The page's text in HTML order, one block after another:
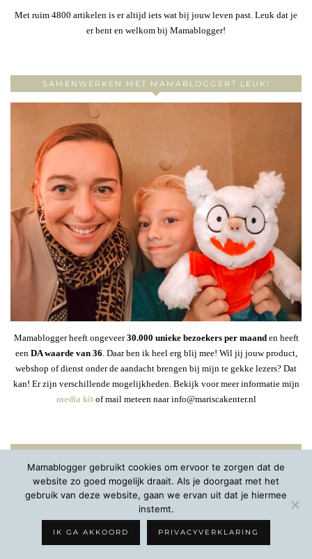
Met ruim 4800 artikelen is er altijd iets wat bij jouw leven past. Leuk dat je
er bent en welkom bij Mamablogger!
SAMENWERKEN MET MAMABLOGGER? LEUK!
Mamablogger heeft ongeveer30.000 unieke bezoekers per maanden heeft
een DA waarde van 36 . Daar ben ik heel erg blij mee! Wil jij jouw product,
webshop of dienst onder de aandacht brengen bij mijn te gekke lezers? Dat
kan! Er zijn verschillende mogelijkheden. Bekijk voor meer informatie mijn
media kitof mail meteen naar info@mariscakenter.nl
ALLES OVER ONS NIEUWBOUWAVONTUUR!
Mamablogger gebruikt cookies om ervoor te zorgen dat de
website zo goed mogelijk draait. Als je doorgaat met het
gebruik van deze website, gaan we ervan uit dat je hiermee
instemt.
IK GA AKKOORD PRIVACYVERKLARING